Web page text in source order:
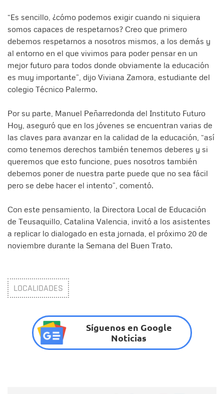
“Es sencillo, ¿cómo podemos exigir cuando ni siquiera
somos capaces de respetarnos? Creo que primero
debemos respetarnos a nosotros mismos, a los demás y
al entorno en el que vivimos para poder pensar en un
mejor futuro para todos donde obviamente la educación
es muy importante”, dijo Viviana Zamora, estudiante del
colegio Técnico Palermo.
Por su parte, Manuel Peñarredonda del Instituto Futuro
Hoy, aseguró que en los jóvenes se encuentran varias de
las claves para avanzar en la calidad de la educación, “así
como tenemos derechos también tenemos deberes y si
queremos que esto funcione, pues nosotros también
debemos poner de nuestra parte puede que no sea fácil
pero se debe hacer el intento”, comentó.
Con este pensamiento, la Directora Local de Educación
de Teusaquillo, Catalina Valencia, invitó a los asistentes
a replicar lo dialogado en esta jornada, el próximo 20 de
noviembre durante la Semana del Buen Trato.
LOCALIDADES
Síguenos en Google
Noticias